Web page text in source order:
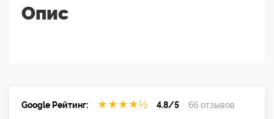
Опис
Google Рейтинг: ★ ★ ★ ★½ 4.8/5 66 отзывов